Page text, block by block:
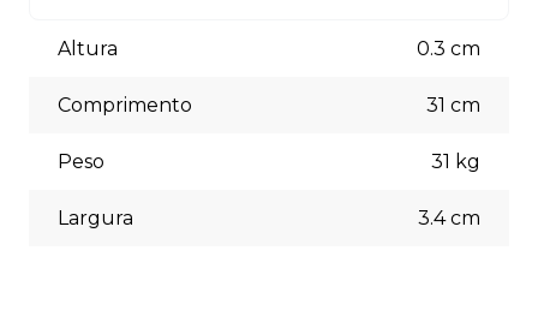
(5% off) cartões de crédito, boleto bancário. Você pode
escolher a opção que melhor se adapte às suas
Altura 0.3 cm
Comprimento 31 cm
Peso 31 kg
Largura 3.4cm